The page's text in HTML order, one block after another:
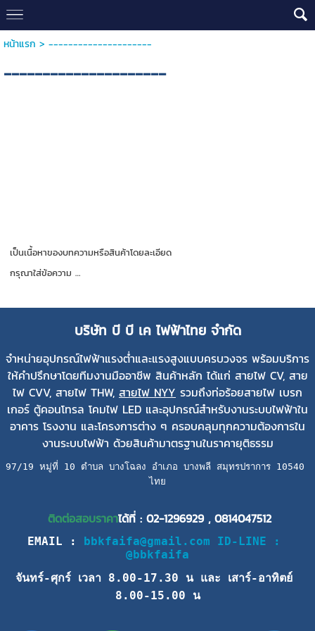
หน้าแรก > ---------------------
---------------------
เป็นเนื้อหาของบทความหรือสินค้าโดยละเอียด
กรุณาใส่ข้อความ …
บริษัท บี บี เค ไฟฟ้าไทย จำกัด
จำหน่ายอุปกรณ์ไฟฟ้าแรงต่ำและแรงสูงแบบครบวงจร พร้อมบริการ
ให้คำปรึกษาโดยทีมงานมืออาชีพ สินค้าหลัก ได้แก่ สายไฟ CV, สาย
ไฟ CVV, สายไฟ THW, สายไฟ NYY รวมถึงท่อร้อยสายไฟ เบรก
เกอร์ ตู้คอนโทรล โคมไฟ LED และอุปกรณ์สำหรับงานระบบไฟฟ้าใน
อาคาร โรงงาน และโครงการต่าง ๆ ครอบคลุมทุกความต้องการใน
งานระบบไฟฟ้า ด้วยสินค้ามาตรฐานในราคายุติธรรม
97/19 หมู่ที่ 10 ตำบล บางโฉลง อำเภอ บางพลี สมุทรปราการ 10540
ไทย
ติดต่อสอบราคาได้ที่ : 02-1296929, 0814047512
EMAIL : bbkfaifa@gmail.com
ID-LINE :
@bbkfaifa
จันทร์-ศุกร์ เวลา 8.00-17.30 น และ เสาร์-อาทิตย์
8.00-15.00 น